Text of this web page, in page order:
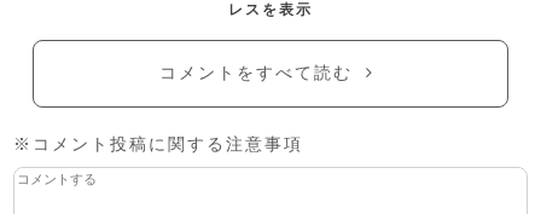
レスを表示
コメントをすべて読む
※コメント投稿に関する注意事項